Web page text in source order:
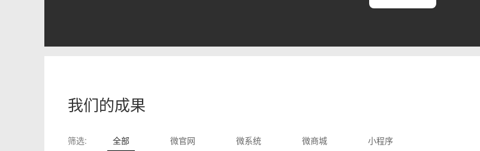
我们的成果
筛选: 全部 微官网 微系统 微商城 小程序